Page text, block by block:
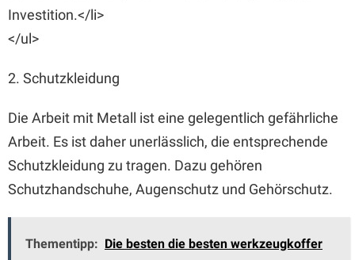
Investition.</li>
</ul>
2. Schutzkleidung
Die Arbeit mit Metall ist eine gelegentlich gefährliche
Arbeit. Es ist daher unerlässlich, die entsprechende
Schutzkleidung zu tragen. Dazu gehören
Schutzhandschuhe, Augenschutz und Gehörschutz.
Thementipp: Die besten die besten werkzeugkoffer